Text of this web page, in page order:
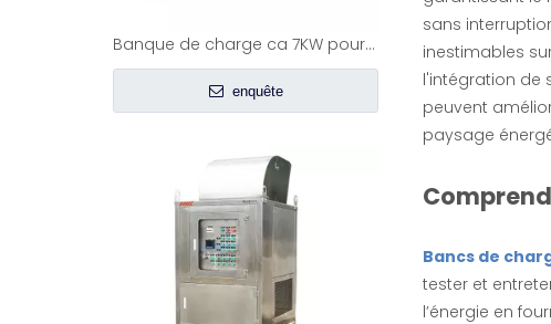
enquête
sans
inestimables
l'intégration de
peuvent
paysage
Bancs de
tester et
l’énergie en